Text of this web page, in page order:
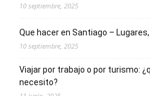
10 septiembre, 2025
Que hacer en Santiago –
10 septiembre, 2025
Viajar por trabajo o por turismo:
necesito?